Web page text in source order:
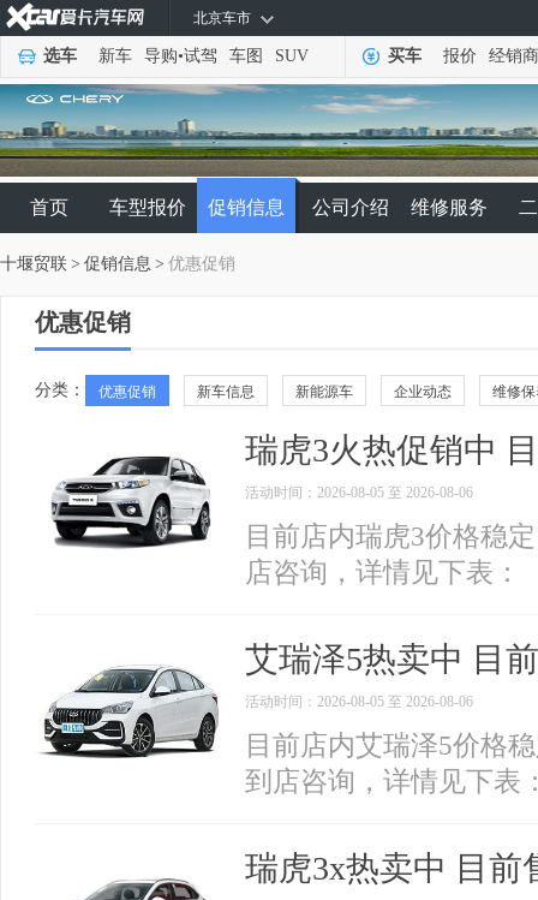
北京车市
选车 新车 导购•试驾 车图 SUV 买车 报价 经销商
首页 车型报价 促销信息 公司介绍 维修服务
十堰贸联 > 促销信息 > 优惠促销
优惠促销
分类： 优惠促销 新车信息 新能源车 企业动态 维修
瑞虎3火热促销中
活动时间：2026-08-05 至 2026-08-06
目前店内瑞虎3价格稳
店咨询，详情见下表：
艾瑞泽5热卖中 目
活动时间：2026-08-05 至 2026-08-06
目前店内艾瑞泽5价格
到店咨询，详情见下表
瑞虎3x热卖中 目前